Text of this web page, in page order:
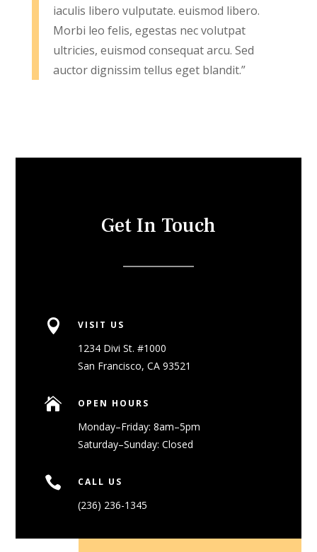
iaculis libero vulputate. euismod libero.
Morbi leo felis, egestas nec volutpat
ultricies, euismod consequat arcu. Sed
auctor dignissim tellus eget blandit.”
Get In Touch
 VISIT US
1234 Divi St. #1000
San Francisco, CA 93521
 OPEN HOURS
Monday–Friday: 8am–5pm
Saturday–Sunday: Closed
 CALL US
(236) 236-1345